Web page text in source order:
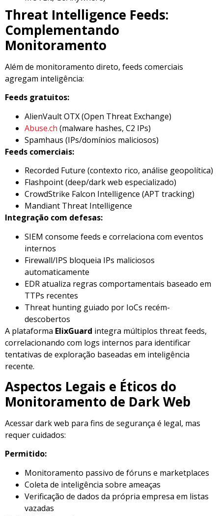
Threat Intelligence Feeds:
Complementando
Monitoramento
Além de monitoramento direto, feeds comerciais
agregam inteligência:
Feeds gratuitos:
AlienVault OTX (Open Threat Exchange)
Abuse.ch (malware hashes, C2 IPs)
Spamhaus (IPs/domínios maliciosos)
Feeds comerciais:
Recorded Future (contexto rico, análise geopolítica)
Flashpoint (deep/dark web especializado)
CrowdStrike Falcon Intelligence (APT tracking)
Mandiant Threat Intelligence
Integração com defesas:
SIEM consome feeds e correlaciona com eventos
internos
Firewall/IPS bloqueia IPs maliciosos
automaticamente
EDR atualiza regras comportamentais baseado em
TTPs recentes
Threat hunting guiado por IoCs recém-
descobertos
A plataforma ElixGuard integra múltiplos threat feeds,
correlacionando com logs internos para identificar
tentativas de exploração baseadas em inteligência
recente.
Aspectos Legais e Éticos do
Monitoramento de Dark Web
Acessar dark web para fins de segurança é legal, mas
requer cuidados:
Permitido:
Monitoramento passivo de fóruns e marketplaces
Coleta de inteligência sobre ameaças
Verificação de dados da própria empresa em listas
vazadas